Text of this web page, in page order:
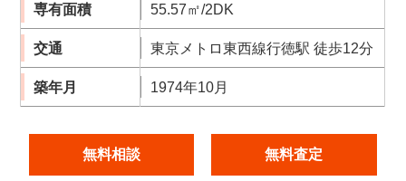
専有面積 55.57㎡/2DK
交通 東京メトロ東西線行徳駅 徒歩12分
築年月 1974年10月
無料相談 無料査定